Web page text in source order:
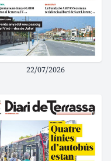
22/07/2026